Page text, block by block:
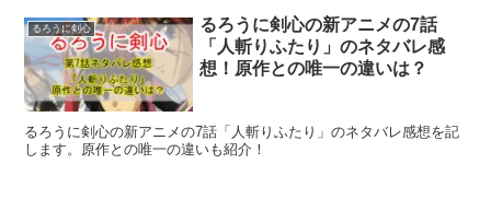
るろうに剣心
るろうに剣心の新アニメの7話
「人斬りふたり」のネタバレ感
想！原作との唯一の違いは？
るろうに剣心の新アニメの7話「人斬りふたり」のネタバレ感想を記
します。原作との唯一の違いも紹介！